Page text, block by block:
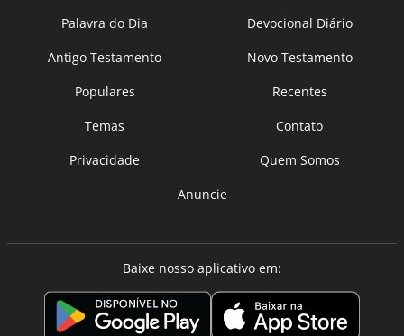
Palavra do Dia
Devocional Diário
Antigo Testamento
Novo Testamento
Populares
Recentes
Temas
Contato
Privacidade
Quem Somos
Anuncie
Baixe nosso aplicativo em: